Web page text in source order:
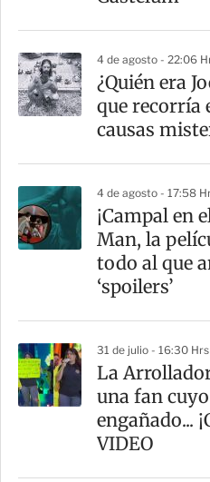
4 de agosto - 22:06
¿Quién era
que recorría
causas
4 de agosto - 17:58
¡Campal en
Man, la
todo al que
‘spoilers’
31 de julio - 16:30 Hrs
La
una fan
engañado...
VIDEO